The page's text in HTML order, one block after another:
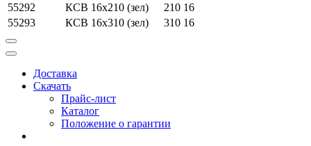
55292
КСВ 16х210 (зел) 210 16
55293
КСВ 16х310 (зел) 310 16
Доставка
Скачать
Прайс-лист
Каталог
Положение о гарантии